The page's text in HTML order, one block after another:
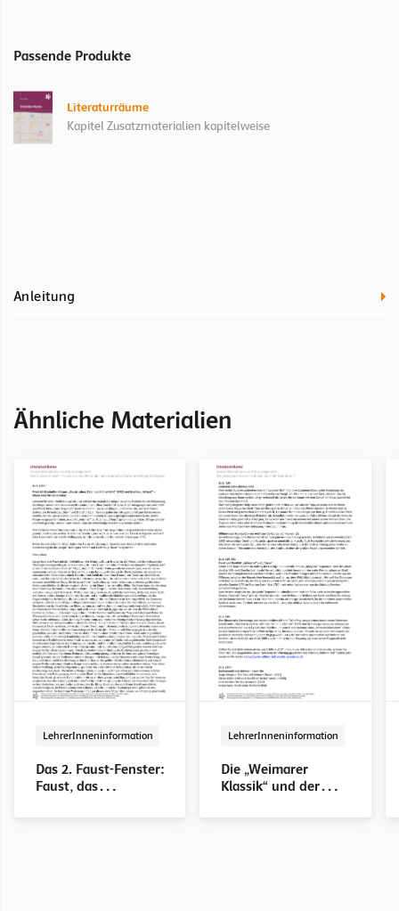
Passende Produkte
Literaturräume
Kapitel Zusatzmaterialien kapitelweise
Anleitung
Ähnliche Materialien
LehrerInneninformation
Das 2. Faust-Fenster:
Faust, das
enttäuschte Sturm-
LehrerInneninformation
Die „Weimarer
Klassik“ und der
Goethezeit“